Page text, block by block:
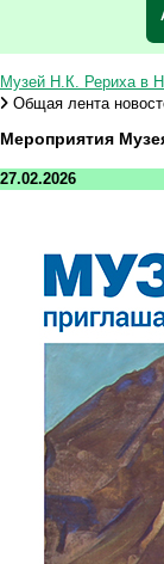
Музей Н.К. Рериха в
Общая лента
Мероприятия
27.02.2026